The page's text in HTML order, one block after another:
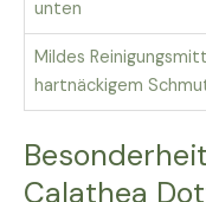
unten
Mildes
hartnäckigem
Calathea